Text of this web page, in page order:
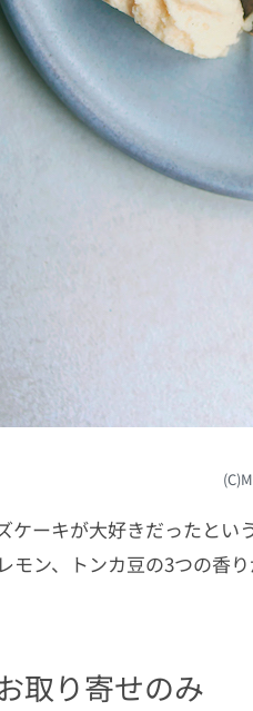
ケーキが大好きだったと
モン、トンカ豆の3つの香
取り寄せのみ